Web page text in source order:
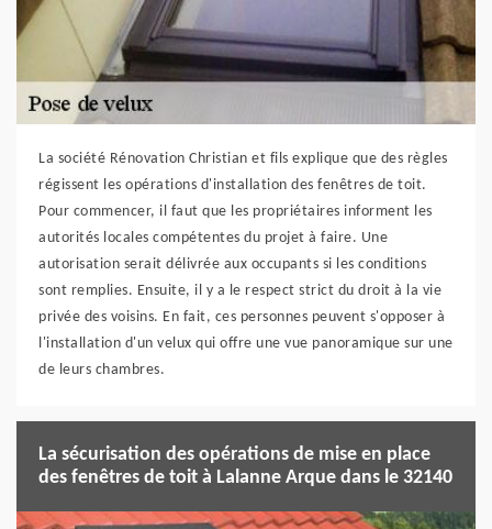
La société Rénovation Christian et fils explique que des règles
régissent les opérations d'installation des fenêtres de toit.
Pour commencer, il faut que les propriétaires informent les
autorités locales compétentes du projet à faire. Une
autorisation serait délivrée aux occupants si les conditions
sont remplies. Ensuite, il y a le respect strict du droit à la vie
privée des voisins. En fait, ces personnes peuvent s'opposer à
l'installation d'un velux qui offre une vue panoramique sur une
de leurs chambres.
La sécurisation des opérations de mise en place
des fenêtres de toit à Lalanne Arque dans le 32140